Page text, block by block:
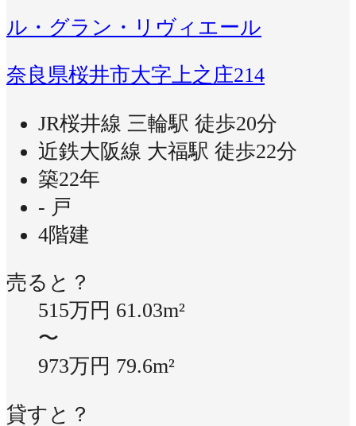
ル・グラン・リヴィエール
奈良県桜井市大字上之庄214
JR桜井線 三輪駅 徒歩20分
近鉄大阪線 大福駅 徒歩22分
築22年
- 戸
4階建
売ると？
515万円 61.03m²
〜
973万円 79.6m²
貸すと？